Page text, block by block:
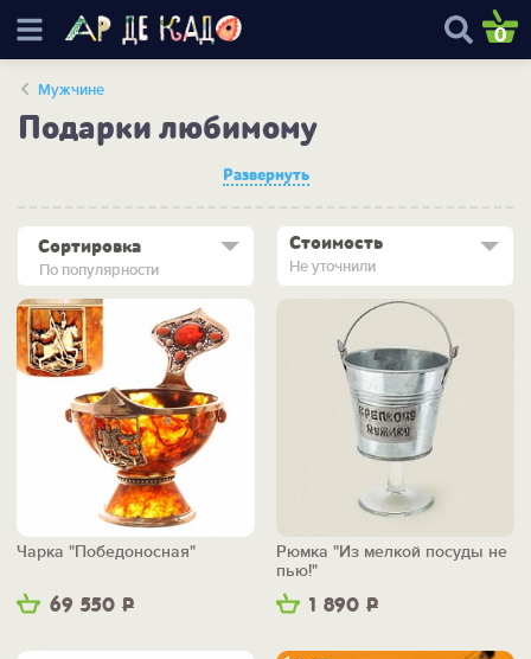
0
Мужчине
Подарки любимому
Развернуть
По популярности
Сортировка Стоимость
Не уточнили
69 550 Р
Чарка "Победоносная"
1 890 Р
Рюмка "Из мелкой посуды не
пью!"